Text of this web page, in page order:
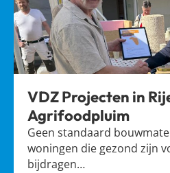
VDZ Projecten in
Agrifoodpluim
Geen standaard
woningen die gezond zijn
bijdragen…